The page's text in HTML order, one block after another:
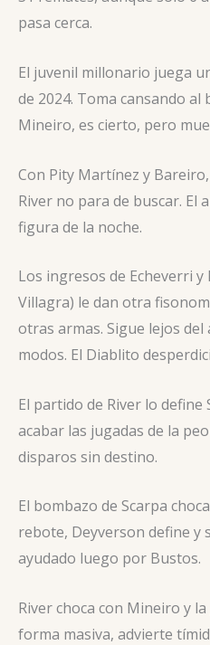
pasa cerca.
El juvenil millonario juega
de 2024. Toma cansando al
Mineiro, es cierto, pero
Con Pity Martínez y
River no para de buscar. El
figura de la noche.
Los ingresos de Echeverri
Villagra) le dan otra
otras armas. Sigue lejos
modos. El Diablito
El partido de River lo define
acabar las jugadas de la
disparos sin destino.
El bombazo de Scarpa
rebote, Deyverson define y
ayudado luego por Bustos.
River choca con Mineiro y
forma masiva, advierte